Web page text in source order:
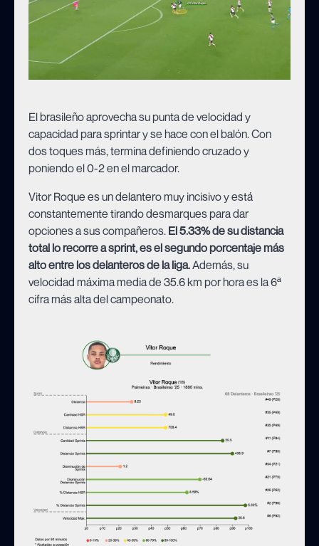
El brasileño aprovecha su punta de velocidad y
capacidad para sprintar y se hace con el balón. Con
dos toques más, termina definiendo cruzado y
poniendo el 0-2 en el marcador.
Vitor Roque es un delantero muy incisivo y está
constantemente tirando desmarques para dar
opciones a sus compañeros. El 5.33% de su distancia
total lo recorre a sprint, es el segundo porcentaje más
alto entre los delanteros de la liga.Además, su
velocidad máxima media de 35.6 km por hora es la 6ª
cifra más alta del campeonato.